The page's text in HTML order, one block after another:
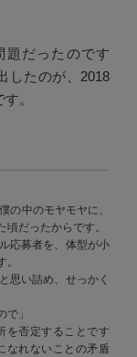
題だったのです
したのが、2018
。
の中のモヤモヤに、
だったからです。
応募者を、体型が小
思い詰め、せっかく
」
を否定することです
なれないことの矛盾